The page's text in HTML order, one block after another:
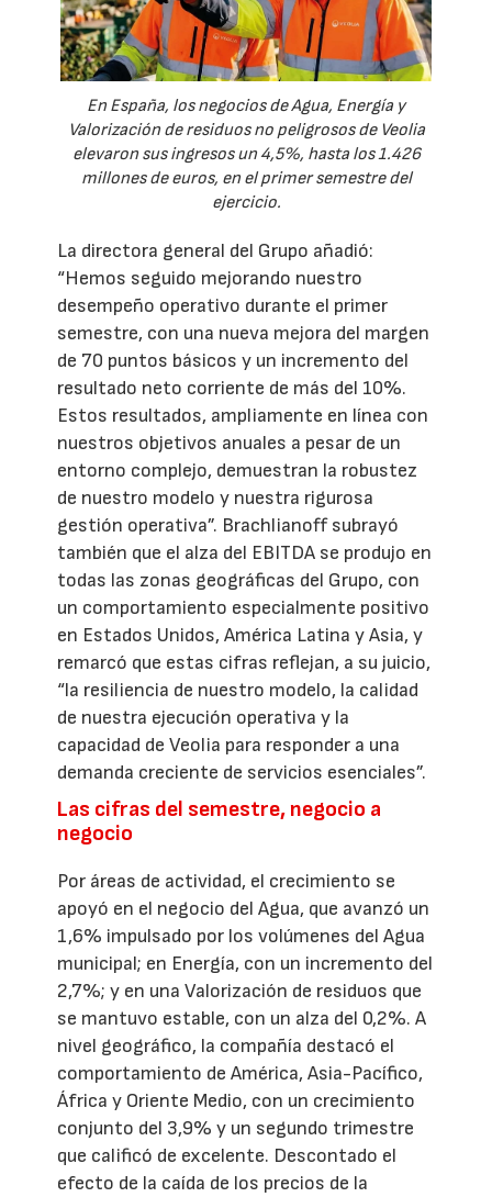
En España, los negocios de Agua, Energía y
Valorización de residuos no peligrosos de Veolia
elevaron sus ingresos un 4,5%, hasta los 1.426
millones de euros, en el primer semestre del
ejercicio.
La directora general del Grupo añadió:
“Hemos seguido mejorando nuestro
desempeño operativo durante el primer
semestre, con una nueva mejora del margen
de 70 puntos básicos y un incremento del
resultado neto corriente de más del 10%.
Estos resultados, ampliamente en línea con
nuestros objetivos anuales a pesar de un
entorno complejo, demuestran la robustez
de nuestro modelo y nuestra rigurosa
gestión operativa”. Brachlianoff subrayó
también que el alza del EBITDA se produjo en
todas las zonas geográficas del Grupo, con
un comportamiento especialmente positivo
en Estados Unidos, América Latina y Asia, y
remarcó que estas cifras reflejan, a su juicio,
“la resiliencia de nuestro modelo, la calidad
de nuestra ejecución operativa y la
capacidad de Veolia para responder a una
demanda creciente de servicios esenciales”.
Las cifras del semestre, negocio a
negocio
Por áreas de actividad, el crecimiento se
apoyó en el negocio del Agua, que avanzó un
1,6% impulsado por los volúmenes del Agua
municipal; en Energía, con un incremento del
2,7%; y en una Valorización de residuos que
se mantuvo estable, con un alza del 0,2%. A
nivel geográfico, la compañía destacó el
comportamiento de América, Asia-Pacífico,
África y Oriente Medio, con un crecimiento
conjunto del 3,9% y un segundo trimestre
que calificó de excelente. Descontado el
efecto de la caída de los precios de la